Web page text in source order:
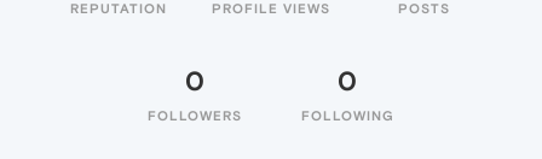
REPUTATION PROFILE VIEWS POSTS
0
FOLLOWERS
0
FOLLOWING